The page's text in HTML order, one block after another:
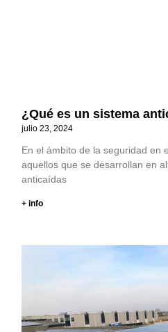
¿Qué es un sistema
julio 23, 2024
En el ámbito de la seguridad en
aquellos que se desarrollan en
anticaídas
+ info